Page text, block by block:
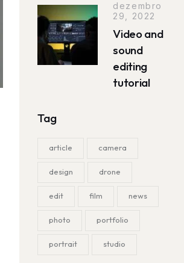
dezembro
29, 2022
Video and
sound
editing
tutorial
Tag
article camera
design drone
edit film news
photo portfolio
portrait studio